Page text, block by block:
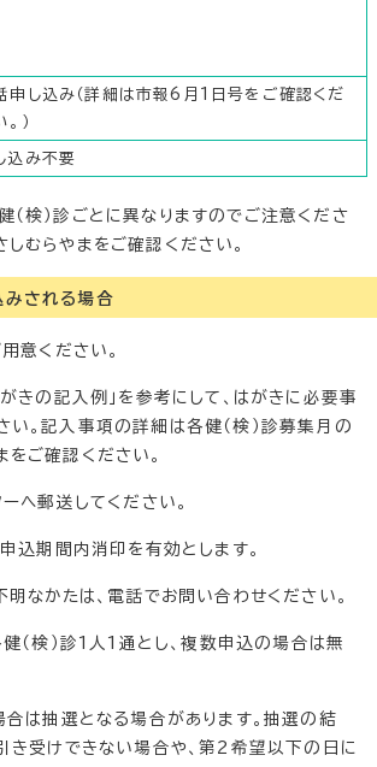
申し込み（詳細は市報6月1日号をご確認くだ
）
込み不要
（検）診ごとに異なりますのでご注意くださ
しむらやまをご確認ください。
みされる場合
意ください。
きの記入例」を参考にして、はがきに必要事
い。記入事項の詳細は各健（検）診募集月の
をご確認ください。
へ郵送してください。
込期間内消印を有効とします。
なかたは、電話でお問い合わせください。
（検）診1人1通とし、複数申込の場合は無
は抽選となる場合があります。抽選の結
引き受けできない場合や、第2希望以下の日に